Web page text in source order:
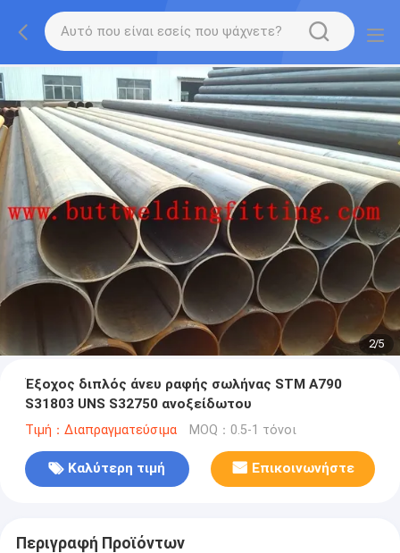
2/5
Έξοχος διπλός άνευ ραφής σωλήνας STM A790
S31803 UNS S32750 ανοξείδωτου
Τιμή：Διαπραγματεύσιμα MOQ：0.5-1 τόνοι
Καλύτερη τιμή Επικοινωνήστε
Περιγραφή Προϊόντων